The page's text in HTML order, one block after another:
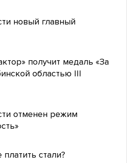
новый главный
получит медаль «За
областью III
отменен режим
стали?